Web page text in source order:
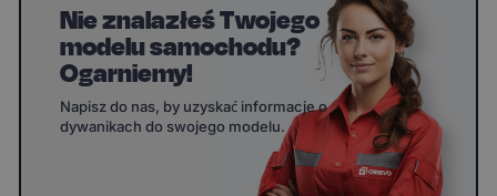
Nie znalazłeś Twojego
modelu samochodu?
Ogarniemy!
Napisz do nas, by uzyskać informacje o
dywanikach do swojego modelu.